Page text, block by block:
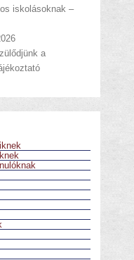
iskolásoknak –
a